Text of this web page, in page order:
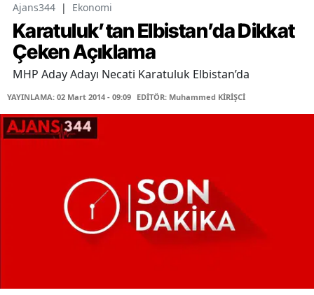
Ajans344 | Ekonomi
Karatuluk’tan Elbistan’da Dikkat
Çeken Açıklama
MHP Aday Adayı Necati Karatuluk Elbistan’da
YAYINLAMA: 02 Mart 2014 - 09:09 EDİTÖR: Muhammed KİRİŞCİ